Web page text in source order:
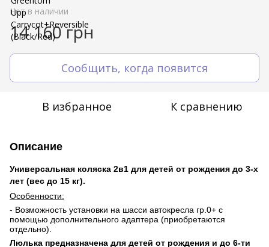
Нет в наличии
14 160 грн
Сообщить, когда появится
В избранное К сравнению
Описание
Универсальная коляска 2в1 для детей от рождения до 3-х
лет (вес до 15 кг).
Особенности:
- Возможность установки на шасси автокресла гр.0+ с
помощью дополнительного адаптера (приобретаются
отдельно).
Люлька предназначена для детей от рождения и до 6-ти